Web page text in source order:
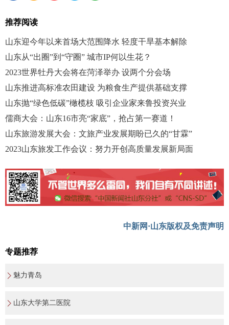
推荐阅读
山东迎今年以来首场大范围降水 轻度干旱基本解除
山东从“出圈”到“守圈” 城市IP何以生花？
2023世界牡丹大会将在菏泽举办 设两个分会场
山东推进高标准农田建设 为粮食生产提供基础支撑
山东抛“绿色低碳”橄榄枝 吸引企业家来鲁投资兴业
儒商大会：山东16市亮“家底”，抢占第一赛道！
山东旅游发展大会：文旅产业发展期盼已久的“甘霖”
2023山东旅发工作会议：努力开创高质量发展新局面
中新网·山东版权及免责声明
专题推荐
魅力青岛
山东大学第二医院